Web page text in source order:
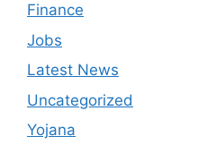
Finance
Jobs
Latest News
Uncategorized
Yojana